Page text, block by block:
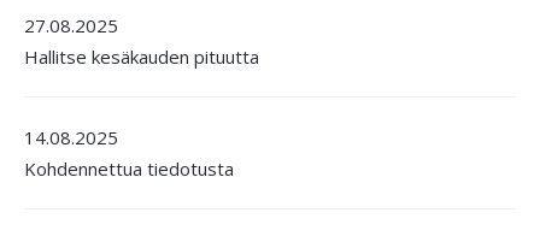
27.08.2025
Hallitse kesäkauden pituutta
14.08.2025
Kohdennettua tiedotusta